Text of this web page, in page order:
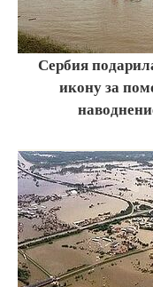
Сербия
икону за